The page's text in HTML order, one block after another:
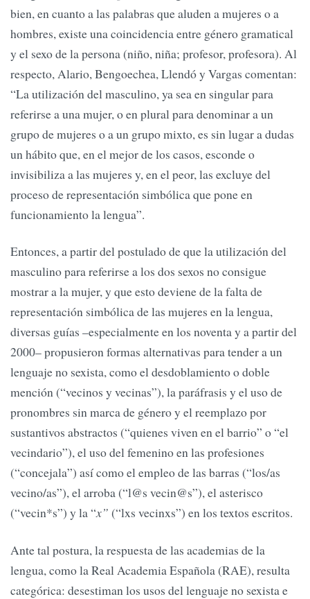
bien, en cuanto a las palabras que aluden a mujeres o a
hombres, existe una coincidencia entre género gramatical
y el sexo de la persona (niño, niña; profesor, profesora). Al
respecto, Alario, Bengoechea, Llendó y Vargas comentan:
“La utilización del masculino, ya sea en singular para
referirse a una mujer, o en plural para denominar a un
grupo de mujeres o a un grupo mixto, es sin lugar a dudas
un hábito que, en el mejor de los casos, esconde o
invisibiliza a las mujeres y, en el peor, las excluye del
proceso de representación simbólica que pone en
funcionamiento la lengua”.
Entonces, a partir del postulado de que la utilización del
masculino para referirse a los dos sexos no consigue
mostrar a la mujer, y que esto deviene de la falta de
representación simbólica de las mujeres en la lengua,
diversas guías –especialmente en los noventa y a partir del
2000– propusieron formas alternativas para tender a un
lenguaje no sexista, como el desdoblamiento o doble
mención (“vecinos y vecinas”), la paráfrasis y el uso de
pronombres sin marca de género y el reemplazo por
sustantivos abstractos (“quienes viven en el barrio” o “el
vecindario”), el uso del femenino en las profesiones
(“concejala”) así como el empleo de las barras (“los/as
vecino/as”), el arroba (“l@s vecin@s”), el asterisco
(“vecin*s”) y la “x” (“lxs vecinxs”) en los textos escritos.
Ante tal postura, la respuesta de las academias de la
lengua, como la Real Academia Española (RAE), resulta
categórica: desestiman los usos del lenguaje no sexista e